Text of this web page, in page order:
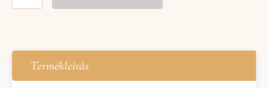
Termékleírás